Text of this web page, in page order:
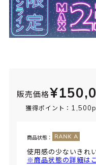
販売価格
獲得ポイント：
商品状態：
使用感の少ないきれ
※商品状態の詳細は